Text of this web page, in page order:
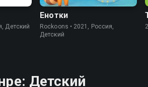
Детский
Енотки
Rockoons • 2021, Россия,
Детский
Детский